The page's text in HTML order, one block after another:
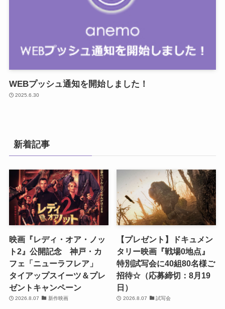
WEBプッシュ通知を開始しました！
2025.6.30
新着記事
映画『レディ・オア・ノッ
ト2』公開記念 神戸・カ
フェ「ニューラフレア」
タイアップスイーツ＆プレ
ゼントキャンペーン
2026.8.07 新作映画
【プレゼント】ドキュメン
タリー映画『戦場0地点』
特別試写会に40組80名様ご
招待☆（応募締切：8月19
日）
2026.8.07 試写会